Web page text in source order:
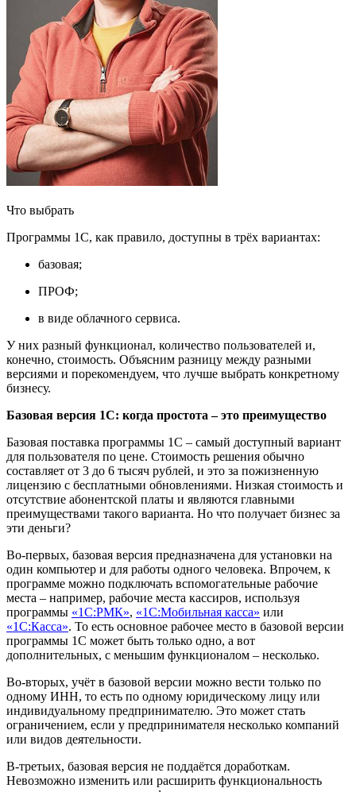
Что выбрать
Программы 1С, как правило, доступны в трёх вариантах:
базовая;
ПРОФ;
в виде облачного сервиса.
У них разный функционал, количество пользователей и,
конечно, стоимость. Объясним разницу между разными
версиями и порекомендуем, что лучше выбрать конкретному
бизнесу.
Базовая версия 1С: когда простота–это преимущество
Базовая поставка программы 1С – самый доступный вариант
для пользователя по цене. Стоимость решения обычно
составляет от 3 до 6 тысяч рублей, и это за пожизненную
лицензию с бесплатными обновлениями. Низкая стоимость и
отсутствие абонентской платы и являются главными
преимуществами такого варианта. Но что получает бизнес за
эти деньги?
Во-первых, базовая версия предназначена для установки на
один компьютер и для работы одного человека. Впрочем, к
программе можно подключать вспомогательные рабочие
места – например, рабочие места кассиров, используя
программы «1С:РМК», «1С:Мобильная касса» или
«1С:Касса». То есть основное рабочее место в базовой версии
программы 1С может быть только одно, а вот
дополнительных, с меньшим функционалом – несколько.
Во-вторых, учёт в базовой версии можно вести только по
одному ИНН, то есть по одному юридическому лицу или
индивидуальному предпринимателю. Это может стать
ограничением, если у предпринимателя несколько компаний
или видов деятельности.
В-третьих, базовая версия не поддаётся доработкам.
Невозможно изменить или расширить функциональность